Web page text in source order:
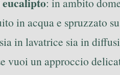
in acqua e spruzzato
in lavatrice sia in
vuoi un approccio